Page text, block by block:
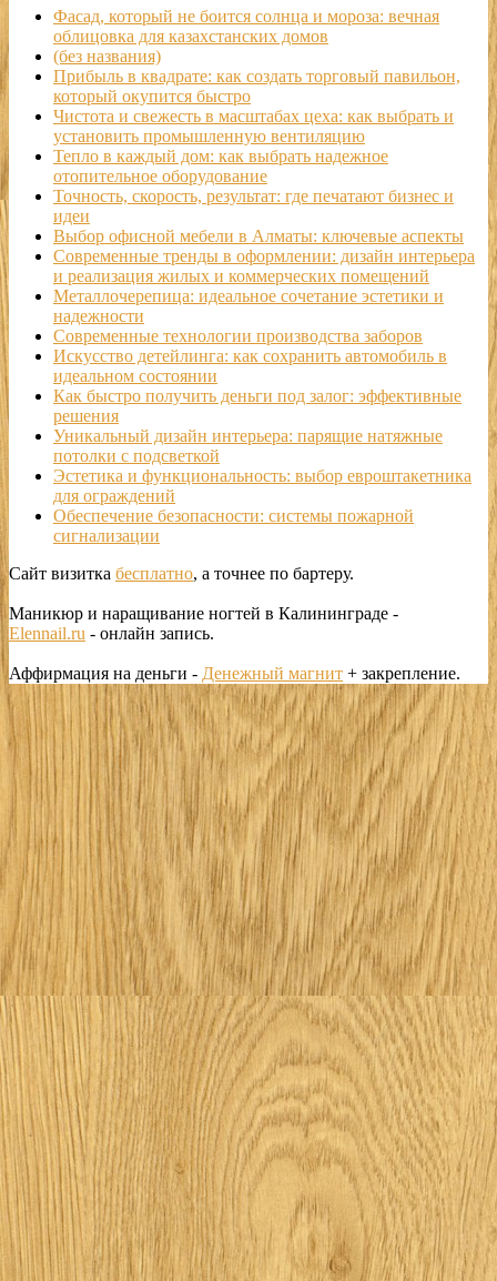
Фасад, который не боится солнца и мороза: вечная
облицовка для казахстанских домов
(без названия)
Прибыль в квадрате: как создать торговый павильон,
который окупится быстро
Чистота и свежесть в масштабах цеха: как выбрать и
установить промышленную вентиляцию
Тепло в каждый дом: как выбрать надежное
отопительное оборудование
Точность, скорость, результат: где печатают бизнес и
идеи
Выбор офисной мебели в Алматы: ключевые аспекты
Современные тренды в оформлении: дизайн интерьера
и реализация жилых и коммерческих помещений
Металлочерепица: идеальное сочетание эстетики и
надежности
Современные технологии производства заборов
Искусство детейлинга: как сохранить автомобиль в
идеальном состоянии
Как быстро получить деньги под залог: эффективные
решения
Уникальный дизайн интерьера: парящие натяжные
потолки с подсветкой
Эстетика и функциональность: выбор евроштакетника
для ограждений
Обеспечение безопасности: системы пожарной
сигнализации
Сайт визитка бесплатно, а точнее по бартеру.
Маникюр и наращивание ногтей в Калининграде -
Elennail.ru - онлайн запись.
Аффирмация на деньги - Денежный магнит + закрепление.